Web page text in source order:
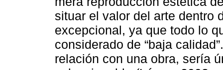
situar el valor del arte dentro
excepcional, ya que todo lo
considerado de “baja
relación con una obra, sería